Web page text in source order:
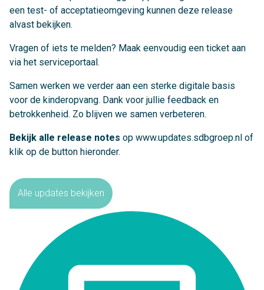
een test- of acceptatieomgeving kunnen deze release
alvast bekijken.
Vragen of iets te melden? Maak eenvoudig een ticket aan
via het serviceportaal.
Samen werken we verder aan een sterke digitale basis
voor de kinderopvang. Dank voor jullie feedback en
betrokkenheid. Zo blijven we samen verbeteren.
Bekijk alle release notes op www.updates.sdbgroep.nl of
klik op de button hieronder.
Alle updates bekijken